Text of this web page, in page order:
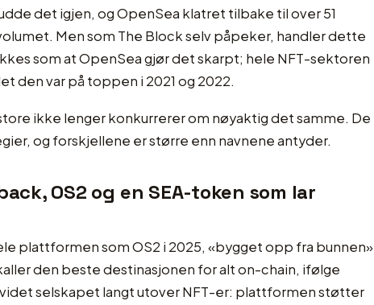
det igjen, og OpenSea klatret tilbake til over 51
Men som The Block selv påpeker, handler dette
som at OpenSea gjør det skarpt; hele NFT-sektoren
den var på toppen i 2021 og 2022.
ikke lenger konkurrerer om nøyaktig det samme. De
og forskjellene er større enn navnene antyder.
OS2 og en SEA-token som lar
plattformen som OS2 i 2025, «bygget opp fra bunnen»
den beste destinasjonen for alt on-chain, ifølge
selskapet langt utover NFT-er: plattformen støtter